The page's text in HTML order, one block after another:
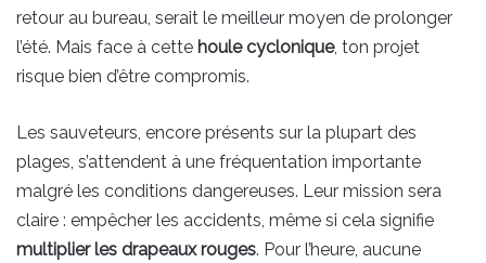
retour au bureau, serait le meilleur moyen de prolonger
l’été. Mais face à cette houle cyclonique, ton projet
risque bien d’être compromis.
Les sauveteurs, encore présents sur la plupart des
plages, s’attendent à une fréquentation importante
malgré les conditions dangereuses. Leur mission sera
claire : empêcher les accidents, même si cela signifie
multiplier les drapeaux rouges. Pour l’heure, aucune